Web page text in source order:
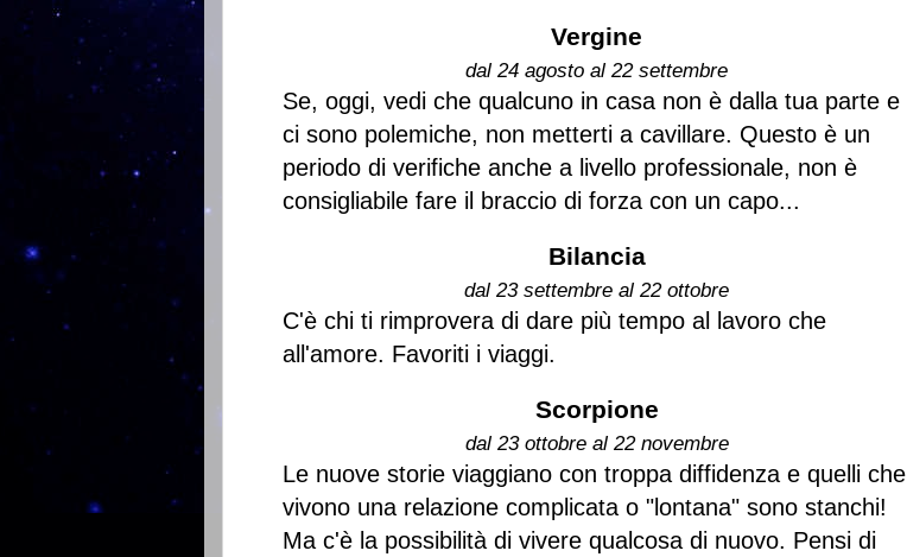
Vergine
dal 24 agosto al 22 settembre
Se, oggi, vedi che qualcuno in casa non è dalla tua parte e
ci sono polemiche, non metterti a cavillare. Questo è un
periodo di verifiche anche a livello professionale, non è
consigliabile fare il braccio di forza con un capo...
Bilancia
dal 23 settembre al 22 ottobre
C'è chi ti rimprovera di dare più tempo al lavoro che
all'amore. Favoriti i viaggi.
Scorpione
dal 23 ottobre al 22 novembre
Le nuove storie viaggiano con troppa diffidenza e quelli che
vivono una relazione complicata o "lontana" sono stanchi!
Ma c'è la possibilità di vivere qualcosa di nuovo. Pensi di